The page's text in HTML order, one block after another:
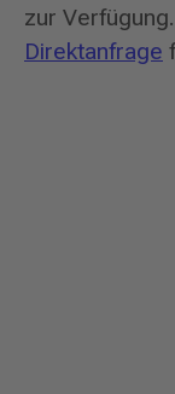
zur
Direktanfrage